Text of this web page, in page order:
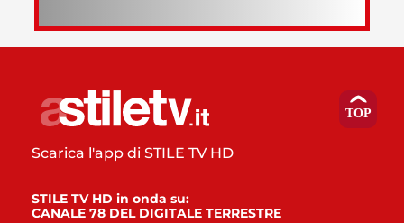
Scarica l'app di STILE TV HD
STILE TV HD in onda su:
CANALE 78 DEL DIGITALE TERRESTRE